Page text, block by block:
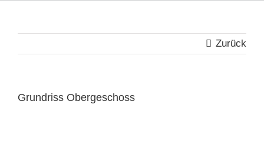
Zurück
Grundriss Obergeschoss